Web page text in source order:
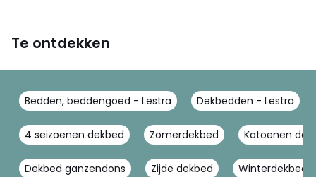
Te ontdekken
Bedden, beddengoed - Lestra Dekbedden - Lestra
4 seizoenen dekbed Zomerdekbed Katoenen
Dekbed ganzendons Zijde dekbed Winterdekbed